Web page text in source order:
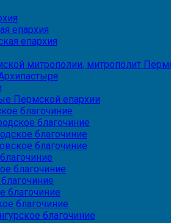
епархия
епархия
митрополии, митрополит
Пермской епархии
благочиние
благочиние
благочиние
благочиние
благочиние
благочиние
благочиние
благочиние